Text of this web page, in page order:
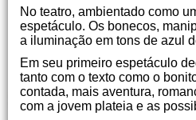
No teatro, ambientado como
espetáculo. Os bonecos,
a iluminação em tons de azul
Em seu primeiro espetáculo
tanto com o texto como o
contada, mais aventura,
com a jovem plateia e as